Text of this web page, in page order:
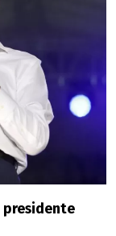
presidente